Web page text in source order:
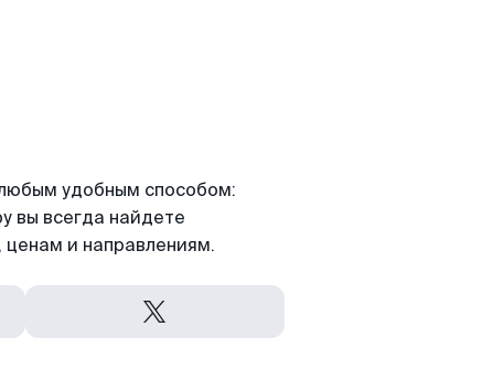
удобным способом:
вы всегда найдете
и направлениям.